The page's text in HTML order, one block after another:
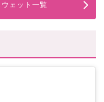
ェット一覧